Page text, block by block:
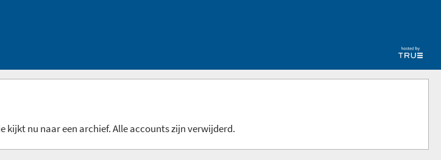
kijkt nu naar een archief. Alle accounts zijn verwijderd.